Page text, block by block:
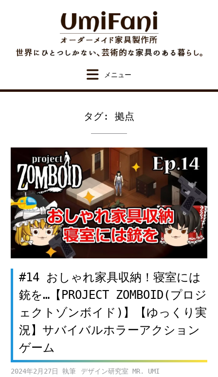
タグ: 拠点
#14 おしゃれ家具収納！寝室には
銃を…【PROJECT ZOMBOID(プロジ
ェクトゾンボイド)】【ゆっくり実
況】サバイバルホラーアクション
ゲーム
2024年2月27日 デザイン研究室 MR. UMI